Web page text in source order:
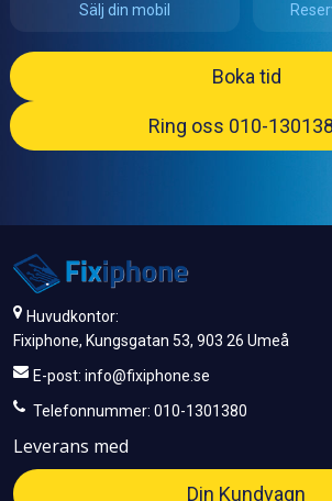
Sälj din mobil
Boka tid
Ring oss 010-
Huvudkontor:
Fixiphone, Kungsgatan 53, 903 26 Umeå
E-post: info@fixiphone.se
Telefonnummer: 010-1301380
Leverans med
Din Kundvagn